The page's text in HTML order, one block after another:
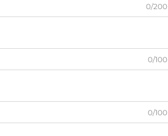
0/200
0/100
0/100